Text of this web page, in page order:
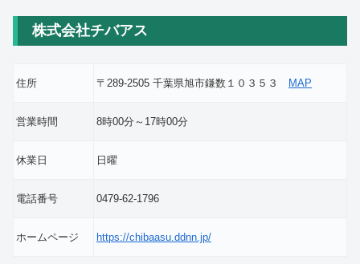
株式会社チバアス
住所 〒289-2505 千葉県旭市鎌数１０３５３ MAP
営業時間 8時00分～17時00分
休業日 日曜
電話番号 0479-62-1796
ホームページ https://chibaasu.ddnn.jp/